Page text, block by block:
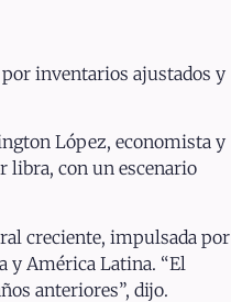
inventarios ajustados y
López, economista y
libra, con un escenario
creciente, impulsada por
y América Latina. “El
anteriores”, dijo.